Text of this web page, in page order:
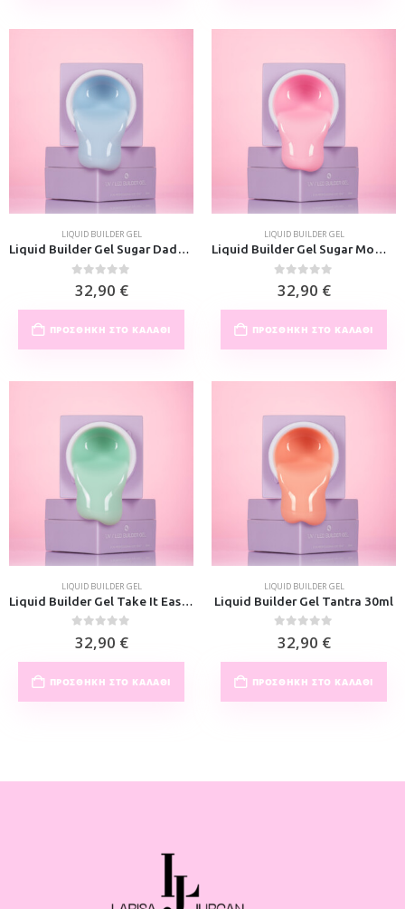
LIQUID BUILDER GEL
Liquid Builder Gel Sugar Daddy 30ml
0out of 5
32,90 €
ΠΡΟΣΘΉΚΗ ΣΤΟ ΚΑΛΆΘΙ
LIQUID BUILDER GEL
Liquid Builder Gel Sugar Mommy 30ml
0out of 5
32,90 €
ΠΡΟΣΘΉΚΗ ΣΤΟ ΚΑΛΆΘΙ
LIQUID BUILDER GEL
Liquid Builder Gel Take It Easy 30ml
0out of 5
32,90 €
ΠΡΟΣΘΉΚΗ ΣΤΟ ΚΑΛΆΘΙ
LIQUID BUILDER GEL
Liquid Builder Gel Tantra 30ml
0out of 5
32,90 €
ΠΡΟΣΘΉΚΗ ΣΤΟ ΚΑΛΆΘΙ